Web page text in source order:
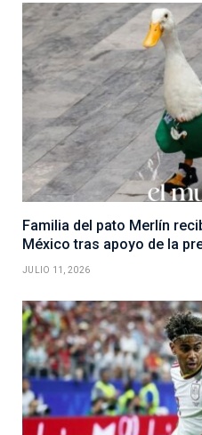
Familia del pato Merlín
México tras apoyo de la
JULIO 11, 2026